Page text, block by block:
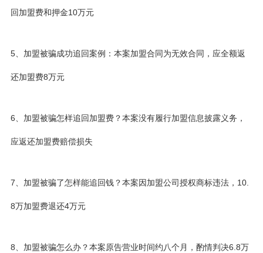
回加盟费和押金10万元
5、加盟被骗成功追回案例：本案加盟合同为无效合同，应全额返
还加盟费8万元
6、加盟被骗怎样追回加盟费？本案没有履行加盟信息披露义务，
应返还加盟费赔偿损失
7、加盟被骗了怎样能追回钱？本案因加盟公司授权商标违法，10.
8万加盟费退还4万元
8、加盟被骗怎么办？本案原告营业时间约八个月，酌情判决6.8万